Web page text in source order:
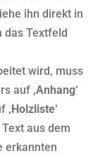
ihn direkt in
das Textfeld
wird, muss
auf ‚Anhang‘
‚Holzliste‘
aus dem
erkannten